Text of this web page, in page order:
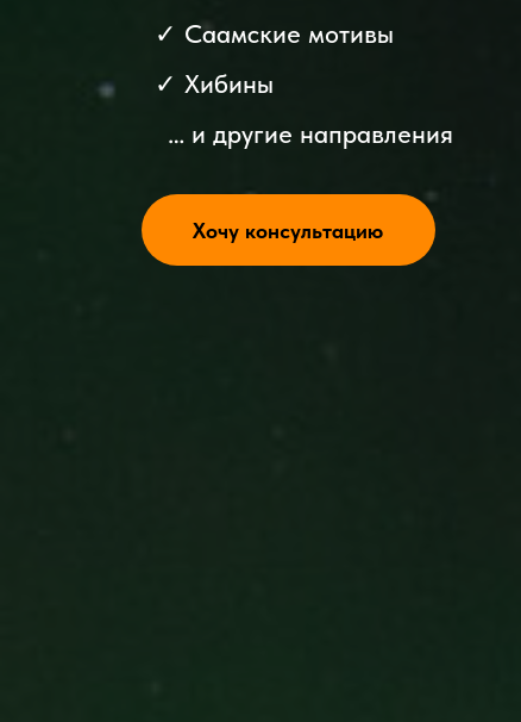
✓ Саамские мотивы
Хибины
… и другие направления
✓
Хочу консультацию